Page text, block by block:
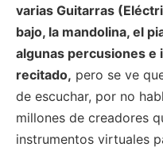
varias Guitarras
bajo, la mandolina, el
algunas percusiones e
recitado, pero se ve
de escuchar, por no
millones de creadores
instrumentos virtuales